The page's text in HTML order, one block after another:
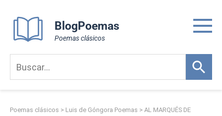
content
BlogPoemas
Poemas clásicos
Poemas clásicos > Luis de Góngora Poemas > AL MARQUÉS DE